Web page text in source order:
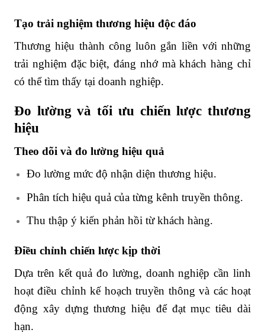
Tạo trải nghiệm thương hiệu độc đáo
Thương hiệu thành công luôn gắn liền với những
trải nghiệm đặc biệt, đáng nhớ mà khách hàng chỉ
có thể tìm thấy tại doanh nghiệp.
Đo lường và tối ưu chiến lược thương
hiệu
Theo dõi và đo lường hiệu quả
Đo lường mức độ nhận diện thương hiệu.
Phân tích hiệu quả của từng kênh truyền thông.
Thu thập ý kiến phản hồi từ khách hàng.
Điều chỉnh chiến lược kịp thời
Dựa trên kết quả đo lường, doanh nghiệp cần linh
hoạt điều chỉnh kế hoạch truyền thông và các hoạt
động xây dựng thương hiệu để đạt mục tiêu dài
hạn.